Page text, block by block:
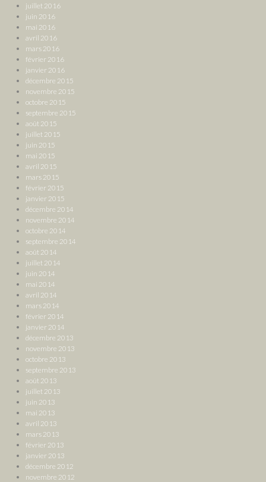
juillet 2016
juin 2016
mai 2016
avril 2016
mars 2016
février 2016
janvier 2016
décembre 2015
novembre 2015
octobre 2015
septembre 2015
août 2015
juillet 2015
juin 2015
mai 2015
avril 2015
mars 2015
février 2015
janvier 2015
décembre 2014
novembre 2014
octobre 2014
septembre 2014
août 2014
juillet 2014
juin 2014
mai 2014
avril 2014
mars 2014
février 2014
janvier 2014
décembre 2013
novembre 2013
octobre 2013
septembre 2013
août 2013
juillet 2013
juin 2013
mai 2013
avril 2013
mars 2013
février 2013
janvier 2013
décembre 2012
novembre 2012